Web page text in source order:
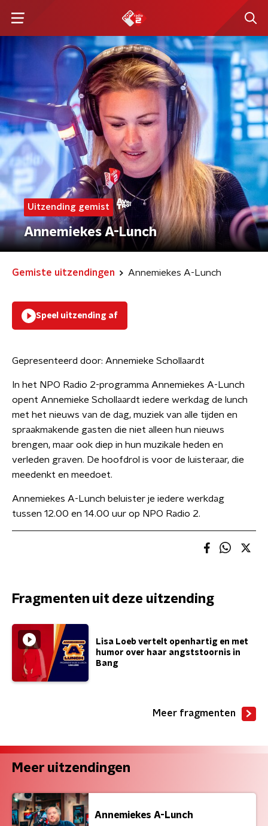
Uitzending gemist
Annemiekes A-Lunch
Gemiste uitzendingen Annemiekes A-Lunch
Speel uitzending af
Gepresenteerd door: Annemieke Schollaardt
In het NPO Radio 2-programma Annemiekes A-Lunch
opent Annemieke Schollaardt iedere werkdag de lunch
met het nieuws van de dag, muziek van alle tijden en
spraakmakende gasten die niet alleen hun nieuws
brengen, maar ook diep in hun muzikale heden en
verleden graven. De hoofdrol is voor de luisteraar, die
meedenkt en meedoet.
Annemiekes A-Lunch beluister je iedere werkdag
tussen 12.00 en 14.00 uur op NPO Radio 2.
Fragmenten uit deze uitzending
Lisa Loeb vertelt openhartig en met
humor over haar angststoornis in
Bang
Meer fragmenten
Meer uitzendingen
Annemiekes A-Lunch